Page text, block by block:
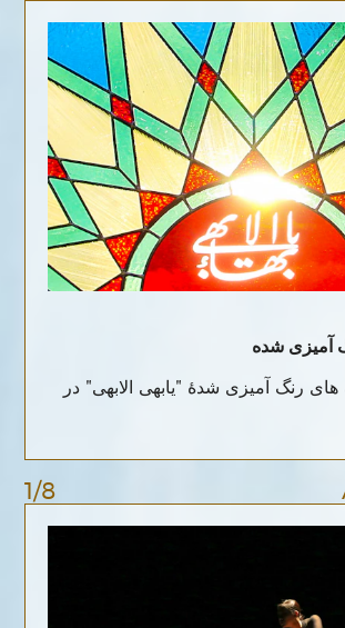
آمیزی شده
رنگ آمیزی شدۀ "یابهی الابهی" در
1/8